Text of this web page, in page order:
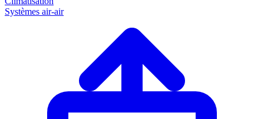
Systèmes air-air